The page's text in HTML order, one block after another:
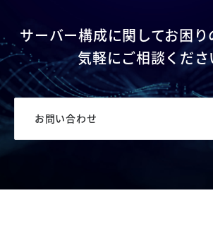
サーバー構成に関してお困
気軽にご相談くださ
お問い合わせ